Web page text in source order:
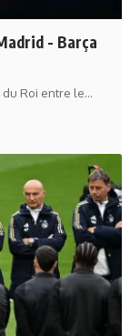
- Barça
du Roi entre le…